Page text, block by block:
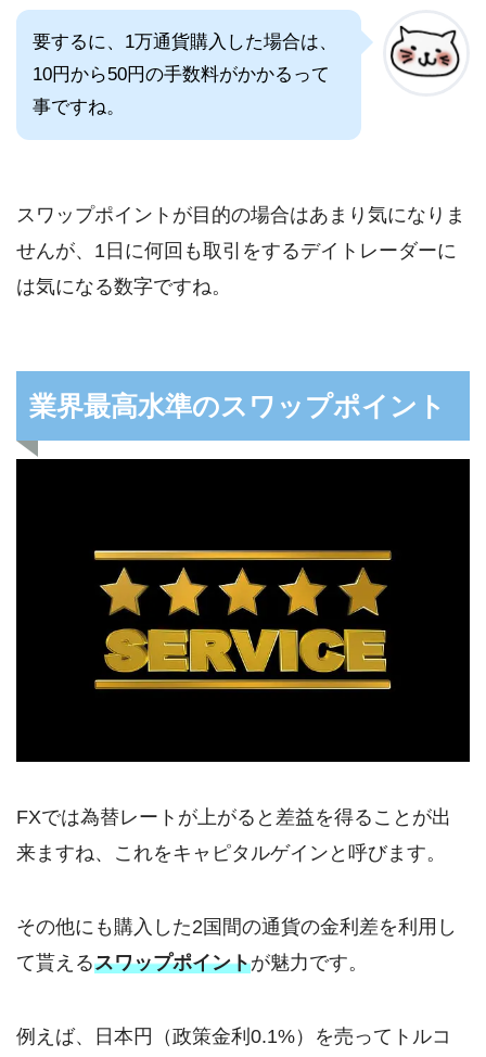
要するに、1万通貨購入した場合は、
10円から50円の手数料がかかるって
事ですね。
スワップポイントが目的の場合はあまり気になりま
せんが、1日に何回も取引をするデイトレーダーに
は気になる数字ですね。
業界最高水準のスワップポイント
FXでは為替レートが上がると差益を得ることが出
来ますね、これをキャピタルゲインと呼びます。
その他にも購入した2国間の通貨の金利差を利用し
て貰えるスワップポイントが魅力です。
例えば、日本円（政策金利0.1%）を売ってトルコ